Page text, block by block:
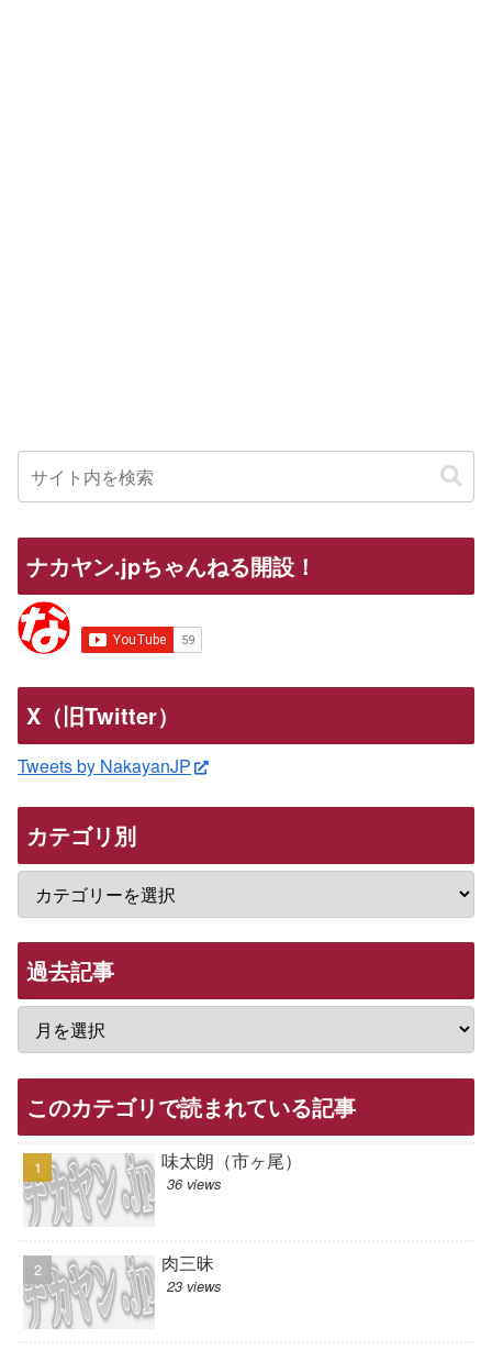
ナカヤン.jpちゃんねる開設！
X（旧Twitter）
Tweets by NakayanJP
カテゴリ別
過去記事
このカテゴリで読まれている記事
味太朗（市ヶ尾）
36 views
肉三昧
23 views